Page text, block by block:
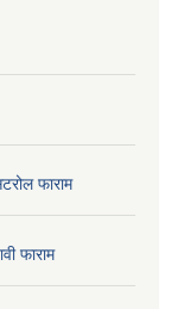
फाराम
फाराम